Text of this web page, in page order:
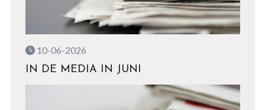
10-06-2026
IN DE MEDIA IN JUNI